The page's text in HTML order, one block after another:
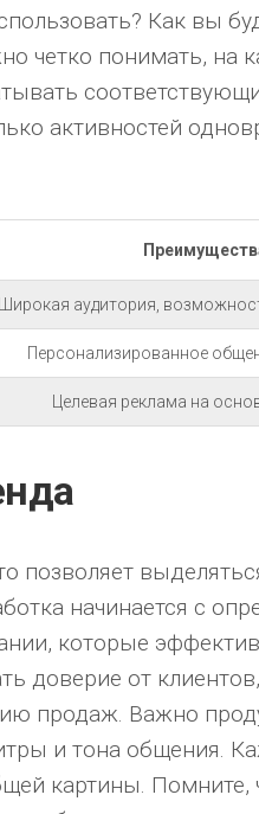
Как вы
четко понимать, на
активностей
Широкая аудитория,
Персонализированное
Целевая реклама на
позволяет
начинается с
которые
доверие от
продаж. Важно
и тона общения.
картины. Помните,